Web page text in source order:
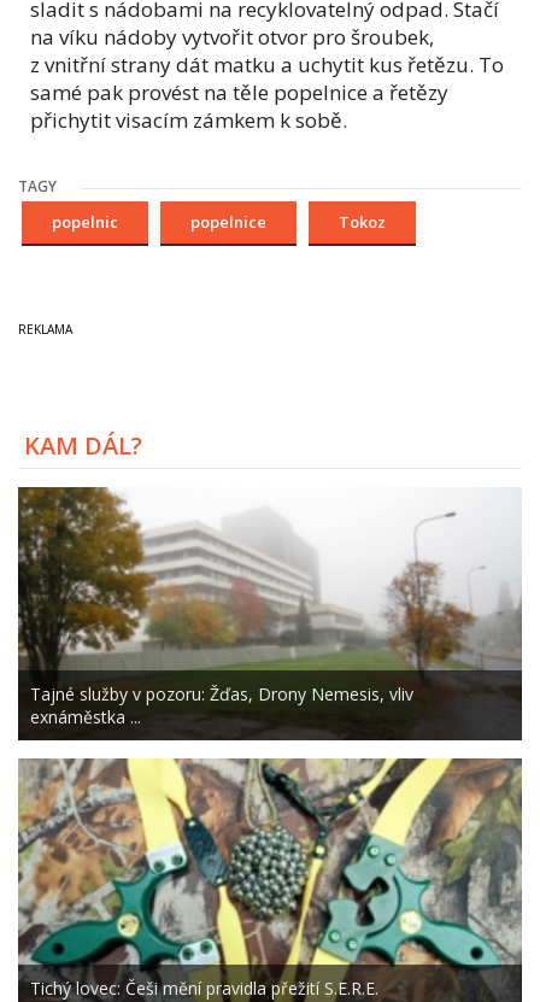
sladit s nádobami na recyklovatelný odpad. Stačí
na víku nádoby vytvořit otvor pro šroubek,
z vnitřní strany dát matku a uchytit kus řetězu. To
samé pak provést na těle popelnice a řetězy
přichytit visacím zámkem k sobě.
TAGY
popelnic popelnice Tokoz
KAM DÁL?
Tajné služby v pozoru: Žďas, Drony Nemesis, vliv
exnáměstka ...
Tichý lovec: Češi mění pravidla přežití S.E.R.E.